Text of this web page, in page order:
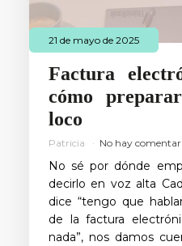
21 de mayo de 2025
Factura
cómo
loco
Patricia No hay
No sé por dónde
decirlo en voz alta
dice “tengo que
de la factura
nada”, nos damos